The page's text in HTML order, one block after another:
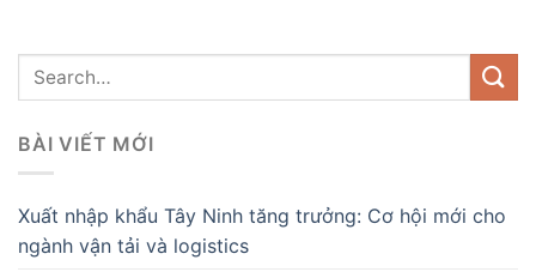
BÀI VIẾT MỚI
Xuất nhập khẩu Tây Ninh tăng trưởng: Cơ hội mới cho
ngành vận tải và logistics